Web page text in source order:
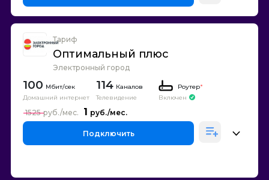
Тариф
Оптимальный плюс
Электронный город
100
Домашний интернет
114 Каналов
Телевидение
Роутер*
Включен
1
1525
Подключить